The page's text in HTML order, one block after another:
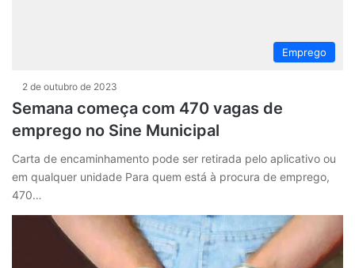
Emprego
2 de outubro de 2023
Semana começa com 470 vagas de
emprego no Sine Municipal
Carta de encaminhamento pode ser retirada pelo aplicativo ou
em qualquer unidade Para quem está à procura de emprego,
470…